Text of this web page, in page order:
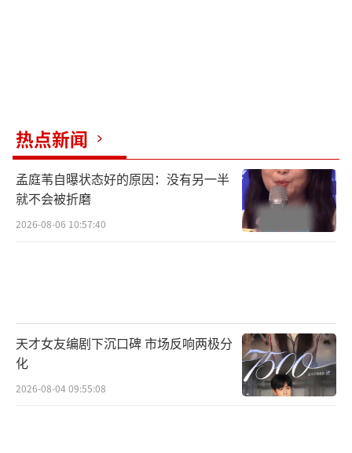
热点新闻
孟庭苇自曝状态好的原因：没有另一半
就不会被折磨
2026-08-06 10:57:40
天才女友编剧下沉口碑 市场反响两极分
化
2026-08-04 09:55:08